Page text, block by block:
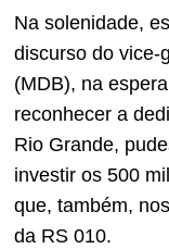
Na solenidade,
discurso do vice-
(MDB), na
reconhecer a
Rio Grande,
investir os 500
que, também,
da RS 010.